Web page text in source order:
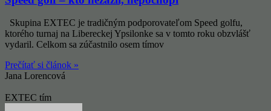
Skupina EXTEC je tradičným podporovateľom Speed ​​golfu,
ktorého turnaj na Libereckej Ypsilonke sa v tomto roku obzvlášť
vydaril. Celkom sa zúčastnilo osem tímov
Prečítať si článok »
Jana Lorencová
EXTEC tím